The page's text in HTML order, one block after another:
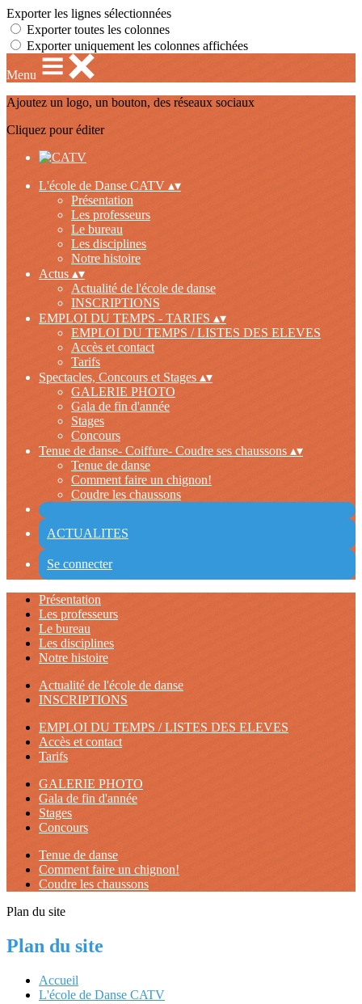
Exporter les lignes sélectionnées
Exporter toutes les colonnes
Exporter uniquement les colonnes affichées
Menu
Ajoutez un logo, un bouton, des réseaux sociaux
Cliquez pour éditer
L'école de Danse CATV ▴▾
Présentation
Les professeurs
Le bureau
Les disciplines
Notre histoire
Actus ▴▾
Actualité de l'école de danse
INSCRIPTIONS
EMPLOI DU TEMPS - TARIFS ▴▾
EMPLOI DU TEMPS / LISTES DES ELEVES
Accès et contact
Tarifs
Spectacles, Concours et Stages ▴▾
GALERIE PHOTO
Gala de fin d'année
Stages
Concours
Tenue de danse- Coiffure- Coudre ses chaussons ▴▾
Tenue de danse
Comment faire un chignon!
Coudre les chaussons
ACTUALITES
Se connecter
Présentation
Les professeurs
Le bureau
Les disciplines
Notre histoire
Actualité de l'école de danse
INSCRIPTIONS
EMPLOI DU TEMPS / LISTES DES ELEVES
Accès et contact
Tarifs
GALERIE PHOTO
Gala de fin d'année
Stages
Concours
Tenue de danse
Comment faire un chignon!
Coudre les chaussons
Plan du site
Plan du site
Accueil
L'école de Danse CATV